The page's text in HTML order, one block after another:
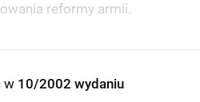
reformy armii.
w 10/2002 wydaniu